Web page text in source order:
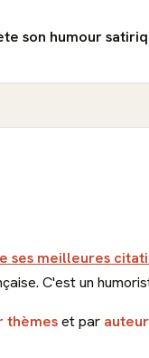
son humour
ses meilleures
C'est un
thèmeset par